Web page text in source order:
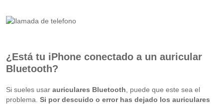
¿Está tu iPhone conectado a un auricular
Bluetooth?
Si sueles usar auriculares Bluetooth , puede que este sea el
problema. Si por descuido o error has dejado los auriculares